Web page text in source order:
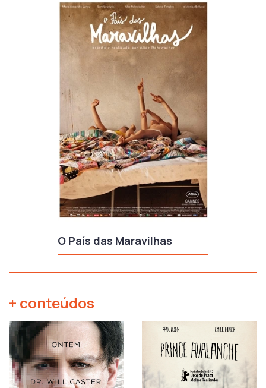
O País das Maravilhas
+ conteúdos